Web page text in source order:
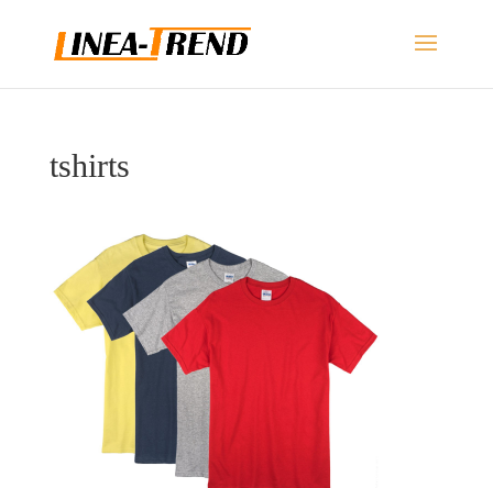
tshirts